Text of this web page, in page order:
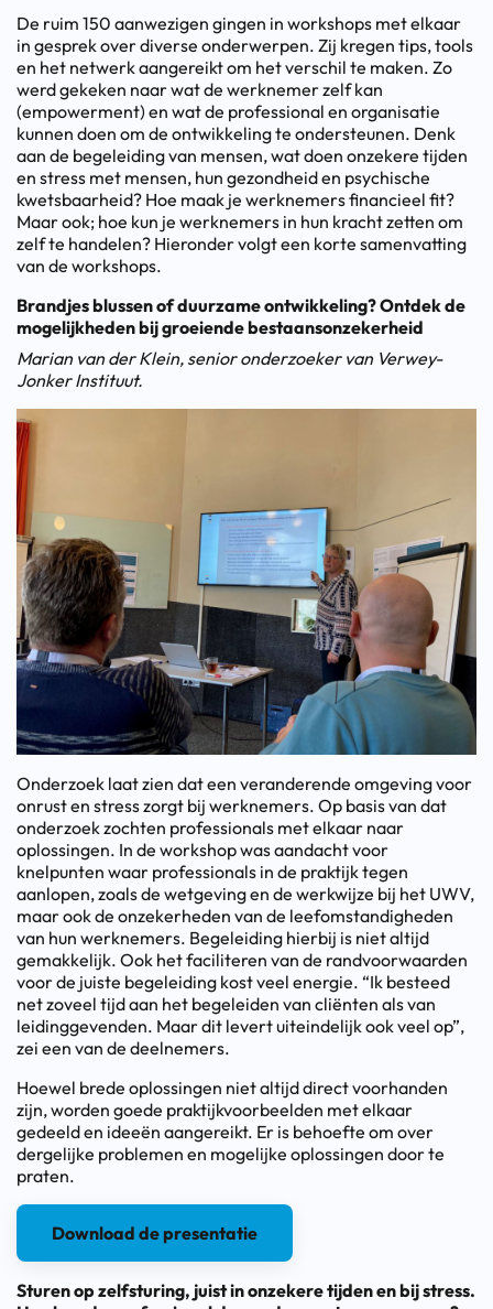
De ruim 150 aanwezigen gingen in workshops met elkaar
in gesprek over diverse onderwerpen. Zij kregen tips, tools
en het netwerk aangereikt om het verschil te maken. Zo
werd gekeken naar wat de werknemer zelf kan
(empowerment) en wat de professional en organisatie
kunnen doen om de ontwikkeling te ondersteunen. Denk
aan de begeleiding van mensen, wat doen onzekere tijden
en stress met mensen, hun gezondheid en psychische
kwetsbaarheid? Hoe maak je werknemers financieel fit?
Maar ook; hoe kun je werknemers in hun kracht zetten om
zelf te handelen? Hieronder volgt een korte samenvatting
van de workshops.
Brandjes blussen of duurzame ontwikkeling? Ontdek de
mogelijkheden bij groeiende bestaansonzekerheid
Marian van der Klein, senior onderzoeker van Verwey-
Jonker Instituut.
Onderzoek laat zien dat een veranderende omgeving voor
onrust en stress zorgt bij werknemers. Op basis van dat
onderzoek zochten professionals met elkaar naar
oplossingen. In de workshop was aandacht voor
knelpunten waar professionals in de praktijk tegen
aanlopen, zoals de wetgeving en de werkwijze bij het UWV,
maar ook de onzekerheden van de leefomstandigheden
van hun werknemers. Begeleiding hierbij is niet altijd
gemakkelijk. Ook het faciliteren van de randvoorwaarden
voor de juiste begeleiding kost veel energie. “Ik besteed
net zoveel tijd aan het begeleiden van cliënten als van
leidinggevenden. Maar dit levert uiteindelijk ook veel op”,
zei een van de deelnemers.
Hoewel brede oplossingen niet altijd direct voorhanden
zijn, worden goede praktijkvoorbeelden met elkaar
gedeeld en ideeën aangereikt. Er is behoefte om over
dergelijke problemen en mogelijke oplossingen door te
praten.
Download de presentatie
Sturen op zelfsturing, juist in onzekere tijden en bij stress.